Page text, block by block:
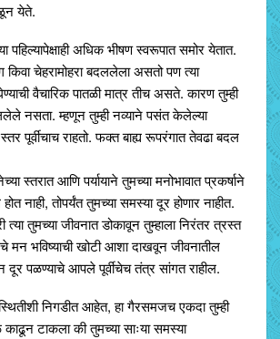
येते.
पहिल्यापेक्षाही अधिक भीषण स्वरूपात समोर येतात.
किवा चेहरामोहरा बदललेला असतो पण त्या
वैचारिक पातळी मात्र तीच असते. कारण तुम्ही
नसता. म्हणून तुम्ही नव्याने पसंत केलेल्या
पूर्वीचाच राहतो. फक्त बाह्य रूपरंगात तेवढा बदल
स्तरात आणि पर्यायाने तुमच्या मनोभावात प्रकर्षाने
नाही, तोपर्यंत तुमच्या समस्या दूर होणार नाहीत.
त्या तुमच्या जीवनात डोकावून तुम्हाला निरंतर त्रस्त
मन भविष्याची खोटी आशा दाखवून जीवनातील
दूर पळण्याचे आपले पूर्वीचेच तंत्र सांगत राहील.
निगडीत आहेत, हा गैरसमजच एकदा तुम्ही
टाकला की तुमच्या साःया समस्या